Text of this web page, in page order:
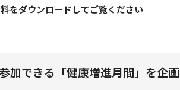
をダウンロードしてご覧ください
加できる「健康増進月間」を企画